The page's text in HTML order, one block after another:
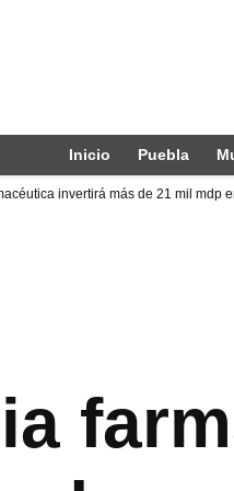
Inicio Puebla
invertirá más de 21 mil mdp